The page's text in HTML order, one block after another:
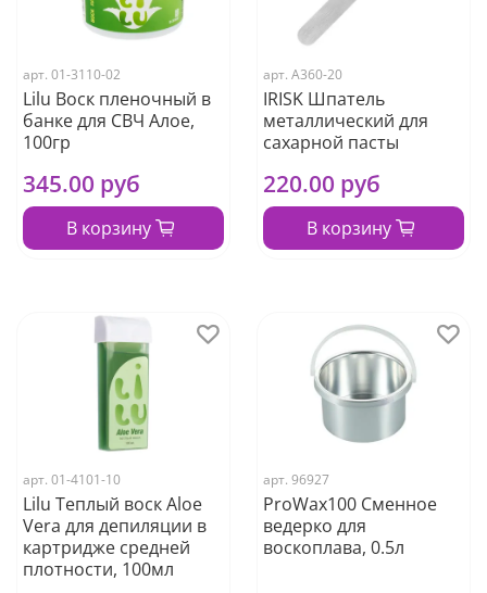
арт. 01-3110-02
Lilu Воск пленочный в
банке для СВЧ Алое,
100гр
345.00 руб
В корзину
арт. А360-20
IRISK Шпатель
металлический для
сахарной пасты
220.00 руб
В корзину
арт. 01-4101-10
Lilu Теплый воск Aloe
Vera для депиляции в
картридже средней
плотности, 100мл
арт. 96927
ProWax100 Сменное
ведерко для
воскоплава, 0.5л